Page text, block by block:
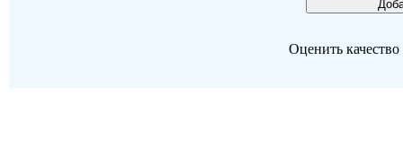
Оценить